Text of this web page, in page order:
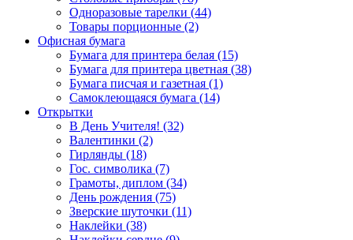
Одноразовые тарелки (44)
Товары порционные (2)
Офисная бумага
Бумага для принтера белая (15)
Бумага для принтера цветная (38)
Бумага писчая и газетная (1)
Самоклеющаяся бумага (14)
Открытки
В День Учителя! (32)
Валентинки (2)
Гирлянды (18)
Гос. символика (7)
Грамоты, диплом (34)
День рождения (75)
Зверские шуточки (11)
Наклейки (38)